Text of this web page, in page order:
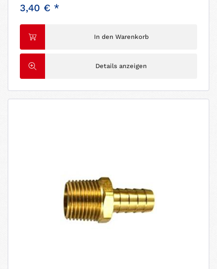
3,40 € *
In den Warenkorb
Details anzeigen